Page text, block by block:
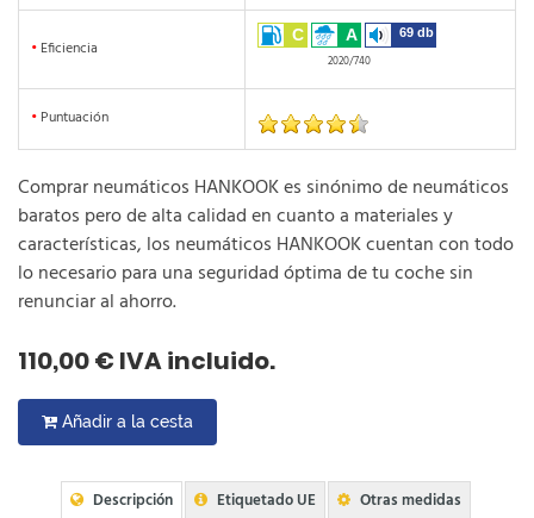
• Eficiencia
C A 69 db
2020/740
• Puntuación
Comprar neumáticos HANKOOK es sinónimo de neumáticos
baratos pero de alta calidad en cuanto a materiales y
características, los neumáticos HANKOOK cuentan con todo
lo necesario para una seguridad óptima de tu coche sin
renunciar al ahorro.
110,00 € IVA incluido.
Añadir a la cesta
Descripción Etiquetado UE Otras medidas